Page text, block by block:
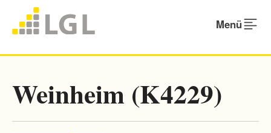
Menü
Weinheim (K4229)